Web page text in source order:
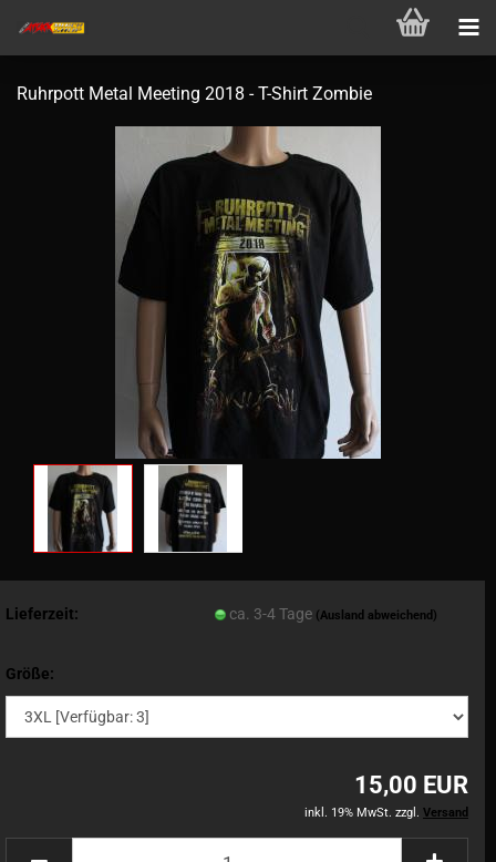
Ruhrpott Metal Meeting 2018 - T-Shirt Zombie
Lieferzeit: ca. 3-4 Tage (Ausland abweichend)
Größe:
15,00 EUR
inkl. 19% MwSt. zzgl. Versand